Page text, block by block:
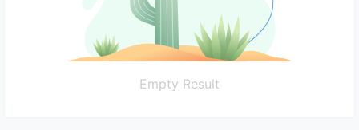
Empty Result